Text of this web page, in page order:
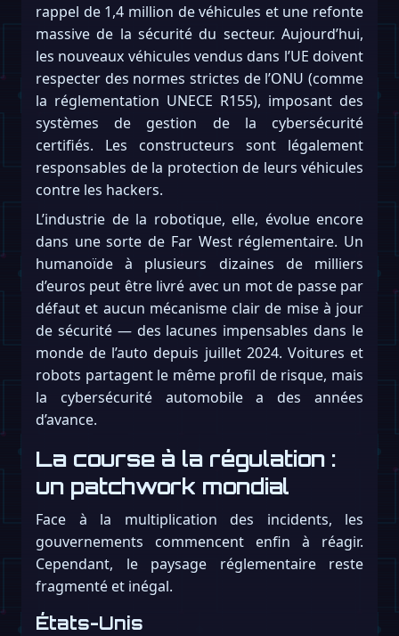
rappel de 1,4 million de véhicules et une refonte
massive de la sécurité du secteur. Aujourd’hui,
les nouveaux véhicules vendus dans l’UE doivent
respecter des normes strictes de l’ONU (comme
la réglementation UNECE R155), imposant des
systèmes de gestion de la cybersécurité
certifiés. Les constructeurs sont légalement
responsables de la protection de leurs véhicules
contre les hackers.
L’industrie de la robotique, elle, évolue encore
dans une sorte de Far West réglementaire. Un
humanoïde à plusieurs dizaines de milliers
d’euros peut être livré avec un mot de passe par
défaut et aucun mécanisme clair de mise à jour
de sécurité — des lacunes impensables dans le
monde de l’auto depuis juillet 2024. Voitures et
robots partagent le même profil de risque, mais
la cybersécurité automobile a des années
d’avance.
La course à la régulation :
un patchwork mondial
Face à la multiplication des incidents, les
gouvernements commencent enfin à réagir.
Cependant, le paysage réglementaire reste
fragmenté et inégal.
États-Unis